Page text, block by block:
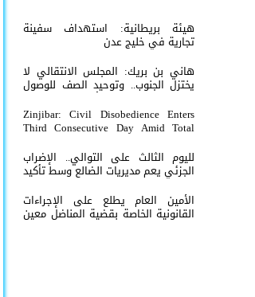
هيئة بريطانية: استهداف سفينة
تجارية في خليج عدن
هاني بن بريك: المجلس الانتقالي لا
يختزل الجنوب.. وتوحيد الصف للوصول
لاستعادة الدولة أولوية تفرضها
الحكمة
Zinjibar: Civil Disobedience Enters
Third Consecutive Day Amid Total
Widespread Public Engagement.
لليوم الثالث على التوالي.. الإضراب
الجزئي يعم مديريات الضالع وسط تأكيد
على مواصلة التصعيد حتى انتزاع
الحقوق
الأمين العام يطلع على الإجراءات
القانونية الخاصة بقضية المناضل معين